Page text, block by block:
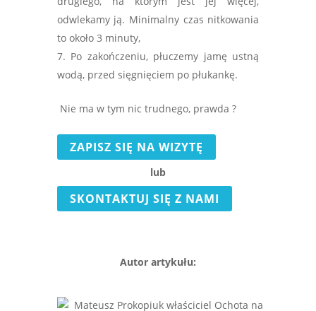
odwlekamy ją. Minimalny czas nitkowania
to około 3 minuty,
Po zakończeniu, płuczemy jamę ustną
wodą, przed sięgnięciem po płukankę.
Nie ma w tym nic trudnego, prawda ?
ZAPISZ SIĘ NA WIZYTĘ
lub
SKONTAKTUJ SIĘ Z NAMI
Autor artykułu: